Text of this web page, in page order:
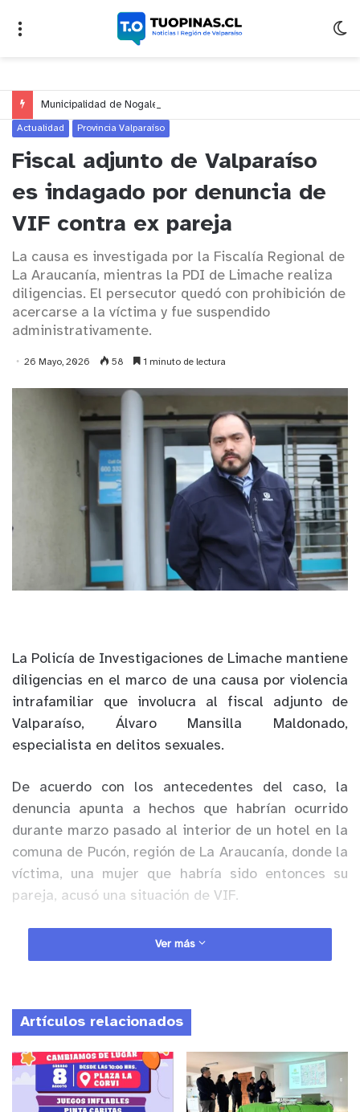
Actualidad Provincia Valparaíso
Fiscal adjunto de Valparaíso
es indagado por denuncia de
VIF contra ex pareja
La causa es investigada por la Fiscalía Regional de
La Araucanía, mientras la PDI de Limache realiza
diligencias. El persecutor quedó con prohibición de
acercarse a la víctima y fue suspendido
administrativamente.
26 Mayo, 2026 58 1 minuto de lectura
La Policía de Investigaciones de Limache mantiene
diligencias en el marco de una causa por violencia
intrafamiliar que involucra al fiscal adjunto de
Valparaíso, Álvaro Mansilla Maldonado,
especialista en delitos sexuales.
De acuerdo con los antecedentes del caso, la
denuncia apunta a hechos que habrían ocurrido
durante marzo pasado al interior de un hotel en la
comuna de Pucón, región de La Araucanía, donde la
víctima, una mujer que habría sido entonces su
pareja, acusó una situación de VIF.
Anuncio Patrocinado
La investigación penal quedó radicada en la
presuntos hechos denunciados se habrían
registrado en esa zona. Sin embargo, parte de las
diligencias son desarrolladas por la PDI de
Limache, comuna donde fue ingresada la denuncia
por parte de la víctima, quien también sería
Ver más
Artículos relacionados